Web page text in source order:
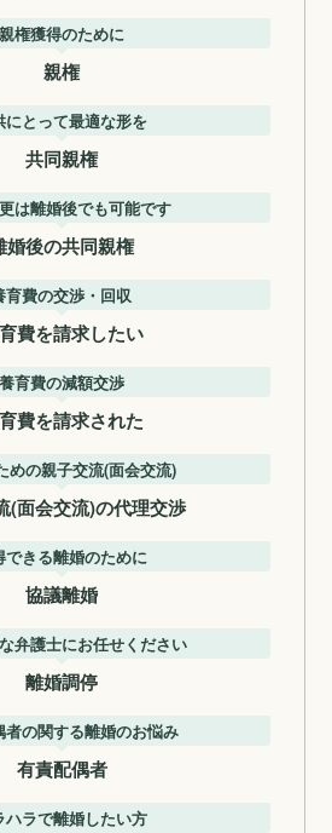
親権獲得のために
親権
にとって最適な形を
共同親権
は離婚後でも可能です
婚後の共同親権
育費の交渉・回収
費を請求したい
養育費の減額交渉
費を請求された
めの親子交流(面会交流)
(面会交流)の代理交渉
できる離婚のために
協議離婚
弁護士にお任せください
離婚調停
者の関する離婚のお悩み
有責配偶者
ハラで離婚したい方